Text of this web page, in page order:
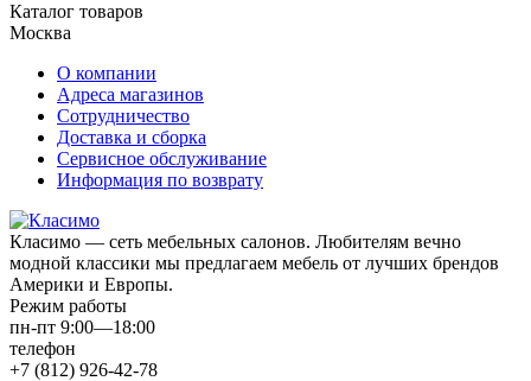
Каталог товаров
Москва
О компании
Адреса магазинов
Сотрудничество
Доставка и сборка
Сервисное обслуживание
Информация по возврату
Класимо — cеть мебельных салонов. Любителям вечно
модной классики мы предлагаем мебель от лучших брендов
Америки и Европы.
Режим работы
пн-пт 9:00—18:00
телефон
+7 (812) 926-42-78